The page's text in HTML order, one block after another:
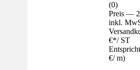
(0)
Preis —
inkl.
€*/ ST
€/ m)